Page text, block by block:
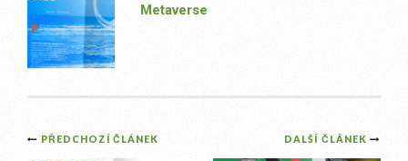
Metaverse
Post
DALŠÍ ČLÁNEK
PŘEDCHOZÍ ČLÁNEK